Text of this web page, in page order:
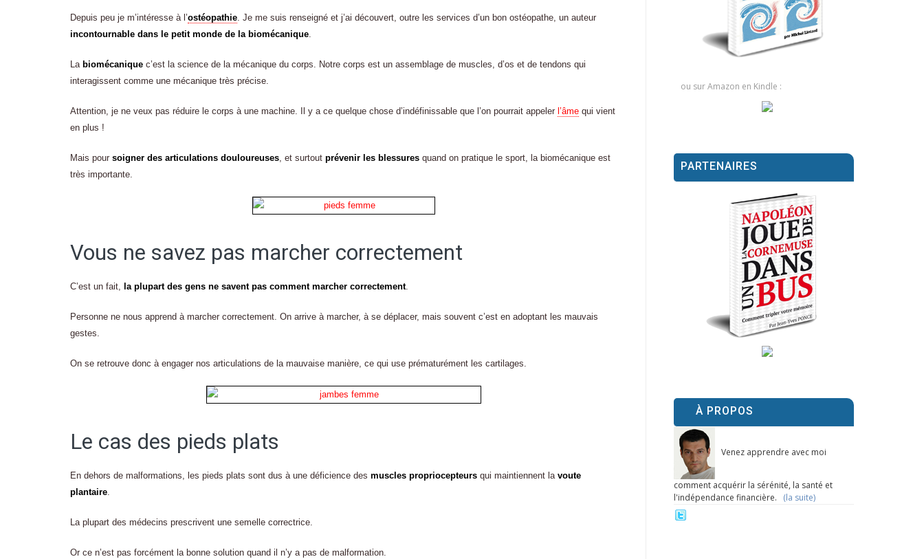
Depuis peu je m’intéresse à l’ostéopathie. Je me suis renseigné et j’ai découvert, outre les services d’un bon ostéopathe, un auteur
incontournable dans le petit monde de la biomécanique.
La biomécanique c’est la science de la mécanique du corps. Notre corps est un assemblage de muscles, d’os et de tendons qui
interagissent comme une mécanique très précise.
Attention, je ne veux pas réduire le corps à une machine. Il y a ce quelque chose d’indéfinissable que l’on pourrait appeler l’âme qui vient
en plus !
Mais pour soigner des articulations douloureuses, et surtout prévenir les blessures quand on pratique le sport, la biomécanique est
très importante.
Vous ne savez pas marcher correctement
C’est un fait, la plupart des gens ne savent pas comment marcher correctement.
Personne ne nous apprend à marcher correctement. On arrive à marcher, à se déplacer, mais souvent c’est en adoptant les mauvais
gestes.
On se retrouve donc à engager nos articulations de la mauvaise manière, ce qui use prématurément les cartilages.
Le cas des pieds plats
En dehors de malformations, les pieds plats sont dus à une déficience des muscles propriocepteurs qui maintiennent la voute
plantaire.
La plupart des médecins prescrivent une semelle correctrice.
Or ce n’est pas forcément la bonne solution quand il n’y a pas de malformation.
ou sur Amazon en Kindle :
PARTENAIRES
À PROPOS
Venez apprendre avec moi
comment acquérir la sérénité, la santé et
l'indépendance financière. (la suite)